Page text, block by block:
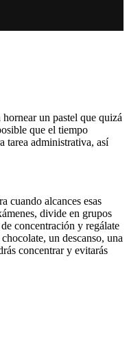
un pastel que quizá
que el tiempo
tarea administrativa, así
cuando alcances esas
divide en grupos
concentración y regálate
un descanso, una
concentrar y evitarás